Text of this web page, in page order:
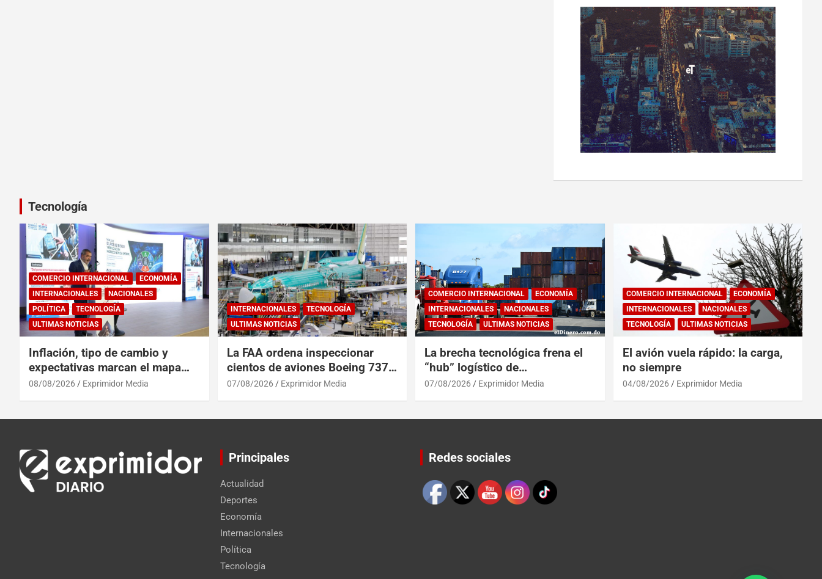
Tecnología
COMERCIO INTERNACIONAL
ECONOMÍA
INTERNACIONALES
NACIONALES
POLÍTICA
TECNOLOGÍA
ULTIMAS NOTICIAS
Inflación, tipo de cambio y
expectativas marcan el mapa
del riesgo financiero
08/08/2026 Exprimidor Media
INTERNACIONALES
TECNOLOGÍA
ULTIMAS NOTICIAS
La FAA ordena inspeccionar
cientos de aviones Boeing 737
Max por posibles grietas
07/08/2026 Exprimidor Media
COMERCIO INTERNACIONAL
ECONOMÍA
INTERNACIONALES
NACIONALES
TECNOLOGÍA
ULTIMAS NOTICIAS
La brecha tecnológica frena el
“hub” logístico de
Centroamérica y RD
07/08/2026 Exprimidor Media
COMERCIO INTERNACIONAL
ECONOMÍA
INTERNACIONALES
NACIONALES
TECNOLOGÍA
ULTIMAS NOTICIAS
El avión vuela rápido: la carga,
no siempre
04/08/2026 Exprimidor Media
Principales
Actualidad
Deportes
Economía
Internacionales
Política
Tecnología
Redes sociales
Set Youtube Channel ID